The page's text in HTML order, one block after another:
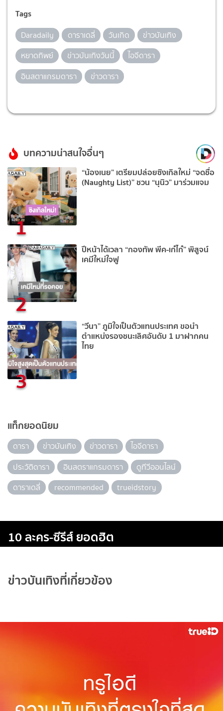
Tags
Daradaily ดาราเดลี่ วันเกิด
ข่าวบันเทิง
หยาดทิพย์
ข่าวบันเทิงวันนี้
ไอจีดารา
อินสตาแกรมดารา
ข่าวดารา
บทความน่าสนใจอื่นๆ
1
“น้องเนย” เตรียมปล่อยซิงเกิลใหม่ “จดชื่อ
(Naughty List)” ชวน “นุนิว” มาร่วมแจม
2
ปีหน้าได้เวลา “กองทัพ พีค-เก๋ไก๋” พิสูจน์
เคมีใหม่ใจฟู
3
“วีนา” ภูมิใจเป็นตัวแทนประเทศ ขอนำ
ตำแหน่งรองชนะเลิศอันดับ 1 มาฝากคน
ไทย
แท็กยอดนิยม
ดารา ข่าวบันเทิง ข่าวดารา
ไอจีดารา
ประวัติดารา
อินสตราแกรมดารา
ดูทีวีออนไลน์
ดาราเดลี่
recommended trueidstory
10 ละคร-ซีรีส์ ยอดฮิต
ข่าวบันเทิงที่เกี่ยวข้อง